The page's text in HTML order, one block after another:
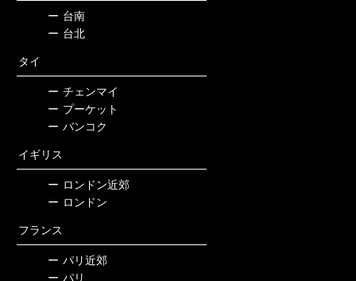
ー 台南
ー 台北
タイ
ー チェンマイ
ー プーケット
ー バンコク
イギリス
ー ロンドン近郊
ー ロンドン
フランス
ー パリ近郊
ー パリ